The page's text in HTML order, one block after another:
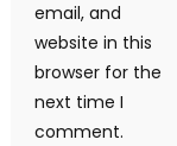
email, and
website in this
browser for the
next time I
comment.